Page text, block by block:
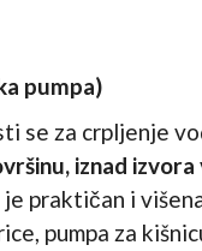
pumpa)
se za crpljenje
iznad izvora
je praktičan i
pumpa za